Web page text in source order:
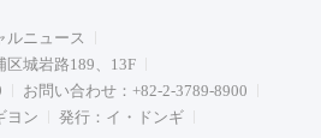
ルニュース
区城岩路189、13F
お問い合わせ：+82-2-3789-8900
ヨン
発行：イ・ドンギ